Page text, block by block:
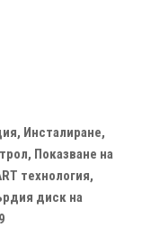
Инсталиране,
Показване на
технология,
диск на